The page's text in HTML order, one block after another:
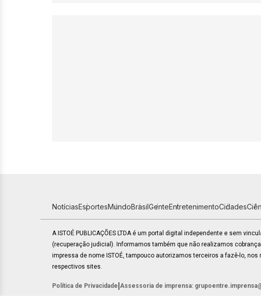
NotíciasEsportesMundoBrasilGenteEntretenimentoCidades
A ISTOÉ PUBLICAÇÕES LTDA é um portal digital independente e sem
(recuperação judicial). Informamos também que não realizamos
impressa de nome ISTOÉ, tampouco autorizamos terceiros a fazê-lo,
respectivos sites.
Política de Privacidade Assessoria de imprensa: